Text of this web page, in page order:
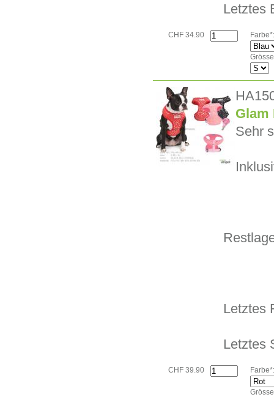
Letztes
CHF 34.90 Farbe*:
Glam
Sehr
Letztes
Letztes
CHF 39.90 Farbe*: